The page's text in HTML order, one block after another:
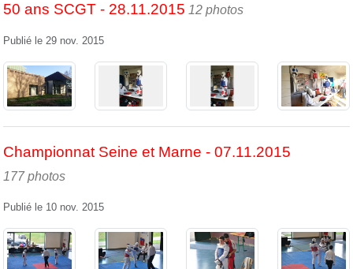
50 ans SCGT - 28.11.2015 12 photos
Publié le 29 nov. 2015
Championnat Seine et Marne - 07.11.2015
177 photos
Publié le 10 nov. 2015